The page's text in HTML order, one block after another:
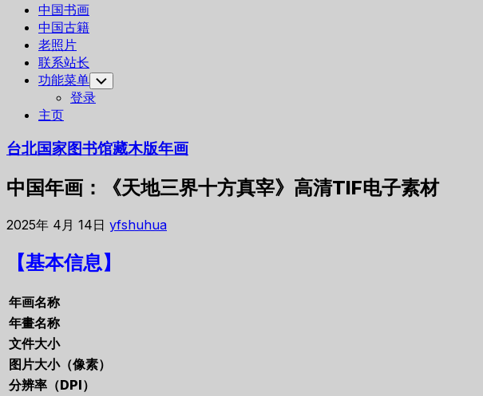
中国书画
中国古籍
老照片
联系站长
功能菜单 Toggle
Child
Menu
登录
主页
台北国家图书馆藏木版年画
中国年画：《天地三界十方真宰》高清TIF电子素材
2025年 4月 14日 yfshuhua
【基本信息】
年画名称
年畫名称
文件大小
图片大小（像素）
分辨率（DPI）